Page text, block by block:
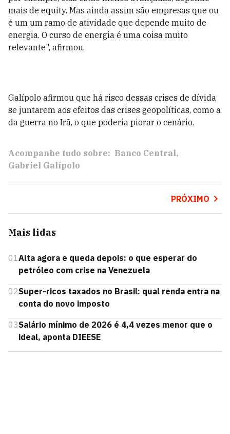
mais de equity. Mas ainda assim são empresas que ou
é um um ramo de atividade que depende muito de
energia. O curso de energia é uma coisa muito
relevante", afirmou.
Galípolo afirmou que há risco dessas crises de dívida
se juntarem aos efeitos das crises geopolíticas, como a
da guerra no Irã, o que poderia piorar o cenário.
Acompanhe tudo sobre: Banco Central
Gabriel Galípolo
PRÓXIMO
Mais lidas
01Alta agora e queda depois: o que esperar do
petróleo com crise na Venezuela
02Super-ricos taxados no Brasil: qual renda entra na
conta do novo imposto
03Salário mínimo de 2026 é 4,4 vezes menor que o
ideal, aponta DIEESE